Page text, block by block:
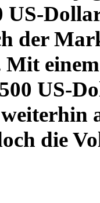
US-
der
US-
die